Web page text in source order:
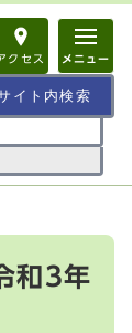
クセス メニュー
和3年